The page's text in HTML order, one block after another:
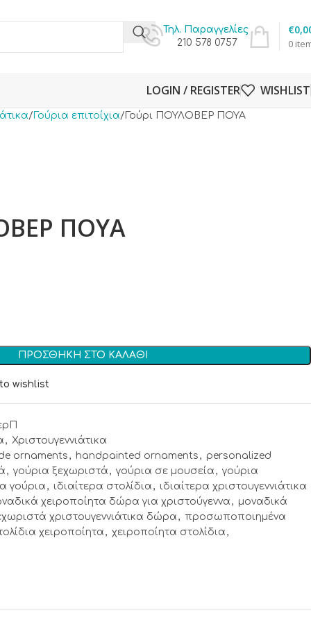
Τηλ. Παραγγελίες
210 578 0757
0
€
LOGIN / REGISTER WISHLIST
Γούρια επιτοίχια Γούρι ΠΟΥΛΟΒΕΡ ΠΟΥΑ
ΠΟΥΑ
ΠΡΟΣΘΉΚΗ ΣΤΟ ΚΑΛΆΘΙ
wishlist
, Χριστουγεννιάτικα
ornaments, handpainted ornaments , personalized
, γούρια ξεχωριστά , γούρια σε μουσεία , γούρια
γούρια , ιδιαίτερα στολίδια , ιδιαίτερα χριστουγεννιάτικα
χειροποίητα δώρα για χριστούγεννα , μοναδικά
χριστουγεννιάτικα δώρα , προσωποποιημένα
χειροποίητα , χειροποίητα στολίδια ,